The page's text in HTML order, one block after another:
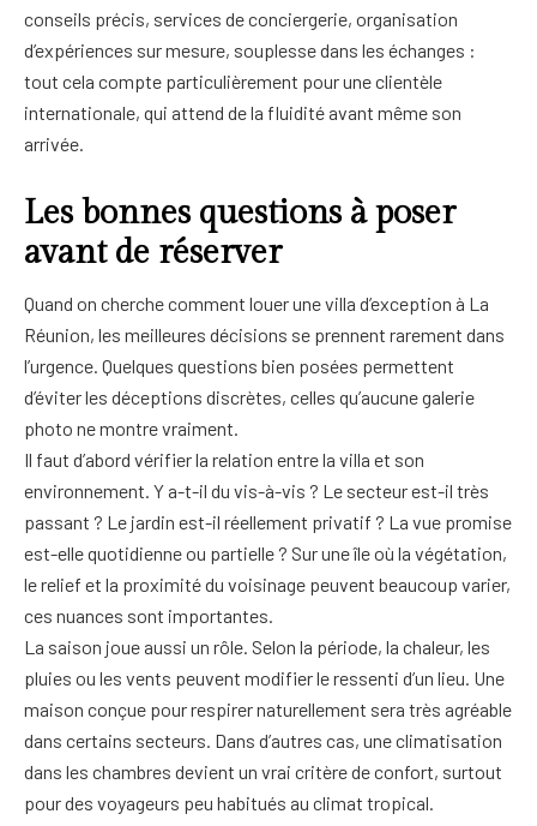
conseils précis, services de conciergerie, organisation
d’expériences sur mesure, souplesse dans les échanges :
tout cela compte particulièrement pour une clientèle
internationale, qui attend de la fluidité avant même son
arrivée.
Les bonnes questions à poser
avant de réserver
Quand on cherche comment louer une villa d’exception à La
Réunion, les meilleures décisions se prennent rarement dans
l’urgence. Quelques questions bien posées permettent
d’éviter les déceptions discrètes, celles qu’aucune galerie
photo ne montre vraiment.
Il faut d’abord vérifier la relation entre la villa et son
environnement. Y a-t-il du vis-à-vis ? Le secteur est-il très
passant ? Le jardin est-il réellement privatif ? La vue promise
est-elle quotidienne ou partielle ? Sur une île où la végétation,
le relief et la proximité du voisinage peuvent beaucoup varier,
ces nuances sont importantes.
La saison joue aussi un rôle. Selon la période, la chaleur, les
pluies ou les vents peuvent modifier le ressenti d’un lieu. Une
maison conçue pour respirer naturellement sera très agréable
dans certains secteurs. Dans d’autres cas, une climatisation
dans les chambres devient un vrai critère de confort, surtout
pour des voyageurs peu habitués au climat tropical.